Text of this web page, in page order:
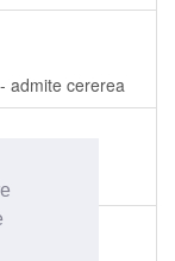
admite cererea